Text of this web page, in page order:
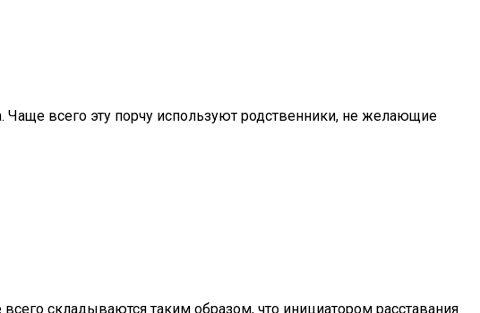
Чаще всего эту порчу используют родственники, не желающие
складываются таким образом, что инициатором расставания